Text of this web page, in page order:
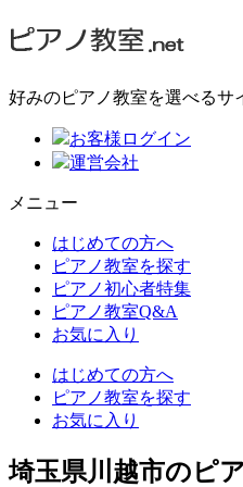
好みのピアノ教室を選べるサ
お客様ログイン
運営会社
メニュー
はじめての方へ
ピアノ教室を探す
ピアノ初心者特集
ピアノ教室Q&A
お気に入り
はじめての方へ
ピアノ教室を探す
お気に入り
埼玉県川越市のピ